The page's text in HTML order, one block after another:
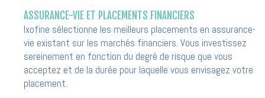
ASSURANCE-VIE ET PLACEMENTS FINANCIERS
Ixofine sélectionne les meilleurs placements en assurance-
vie existant sur les marchés financiers. Vous investissez
sereinement en fonction du degré de risque que vous
acceptez et de la durée pour laquelle vous envisagez votre
placement.